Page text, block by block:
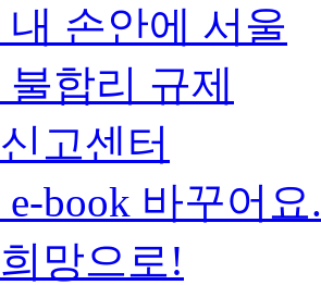
내 손안에 서울
불합리 규제
신고센터
e-book 바꾸어요.
희망으로!